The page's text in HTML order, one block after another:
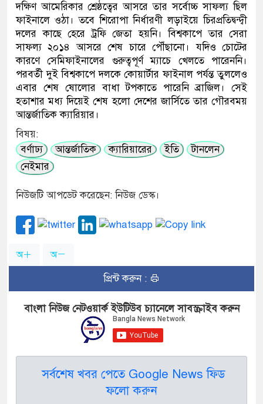
দক্ষিণ আমেরিকার শ্রেষ্ঠত্বের আসরে তার সর্বোচ্চ সাফল্য ছিল
ফাইনালে ওঠা। তবে শিরোপা নির্ধারণী লড়াইয়ে চিরপ্রতিদ্বন্দ্বী
দলের কাছে হেরে ট্রফি জেতা হয়নি। বিশ্বকাপে তার সেরা
সাফল্য ২০১৪ আসরে শেষ চারে পৌঁছানো। যদিও চোটের
কারণে সেমিফাইনালের গুরুত্বপূর্ণ ম্যাচে খেলতে পারেননি।
পরবর্তী দুই বিশ্বকাপে দলকে কোয়ার্টার ফাইনাল পর্যন্ত তুললেও
এবার শেষ ষোলোর বাধা টপকাতে পারেনি ব্রাজিল। সেই
হতাশার মধ্য দিয়েই শেষ হলো দেশের জার্সিতে তার গৌরবময়
আন্তর্জাতিক ক্যারিয়ার।
বিষয়:
বর্ণাঢ্য
আন্তর্জাতিক ক্যারিয়ারের ইতি
টানলেন
নেইমার
নিউজটি আপডেট করেছেন: নিউজ ডেস্ক।
অ অ
প্রিন্ট করুন :
বাংলা নিউজ নেটওয়ার্ক ইউটিউব চ্যানেলে সাবস্ক্রাইব করুন
সর্বশেষ খবর পেতে Google News ফিড
ফলো করুন